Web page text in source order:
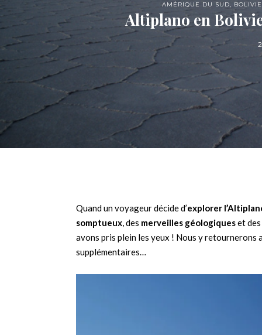
AMÉRIQUE DU SUD, BOLIVIE
Altiplano en
Quand un voyageur décide d’explorer
somptueux, des merveilles géologiqueset des
avons pris plein les yeux ! Nous y retournerons
supplémentaires…